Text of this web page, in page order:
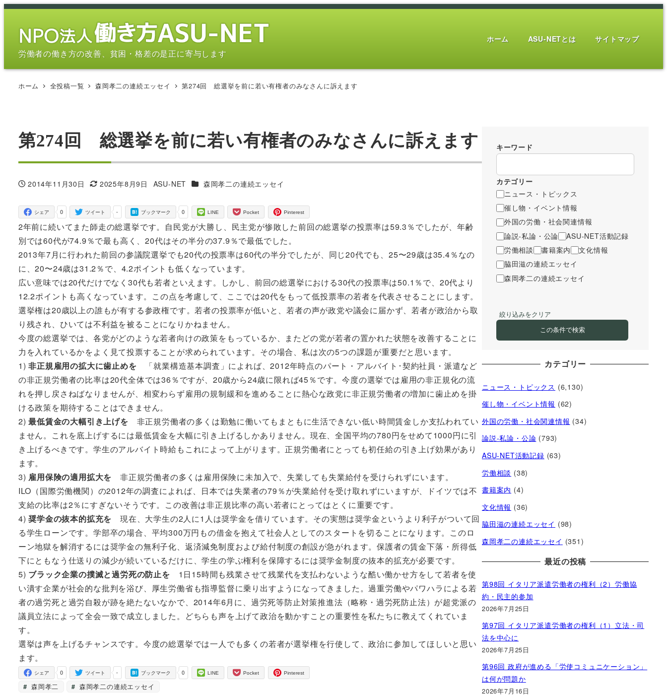
メ
労働者の働き方の改善、貧困・格差の是正に寄与します
ホーム ASU-NETとは サイトマップ
ホーム 全投稿一覧 森岡孝二の連続エッセイ 第274回 総選挙を前に若い有権者のみなさんに訴えます
第274回 総選挙を前に若い有権者のみなさんに訴えます
投稿日
2014年11月30日
更新日
2025年8月9日
著
ASU-NET カテゴリー
森岡孝二の連続エッセイ
0
シェア -
ツイート 0
ブックマーク LINE Pocket Pinterest
2年前に続いてまた師走の総選挙です。自民党が大勝し、民主党が惨敗した前回の総選挙の投票率は59.3％でしたが、年齢
別では60代が74.9％で最も高く、20代はその半分の37.9％で最低でした。
2013年7月に行われた前回の参議院選挙でも20代の投票率は60代の半分でしたが、同じ20代でも、25〜29歳は35.4％なの
に、20〜24歳は31.2％で、4.2ポイントも低くなっています。
広い意味では20代だけでなく30代も若者といえます。しかし、前回の総選挙における30代の投票率は50.1％で、20代より
12.2ポイントも高くなっています。この点を考慮して、ここでは20代をもって低投票率の若者を代表させることにします。
選挙権は20歳以上の誰もが有する参政権です。若者の投票率が低いと、若者の声が政党や議会に届かず、若者が政治から取
り残され、ひいては不利益を被ることになりかねません。
今度の総選挙では、各党がどのような若者向けの政策をもっているか、またどの党が若者の置かれた状態を改善することに
力を入れているかをよく見て投票することが求められています。その場合、私は次の5つの課題が重要だと思います。
1)非正規雇用の拡大に歯止めを 「就業構造基本調査」によれば、2012年時点のパート・アルバイト･契約社員・派遣など
の非正規労働者の比率は20代全体では36％ですが、20歳から24歳に限れば45％です。今度の選挙では雇用の非正規化の流
れを押し戻さねばなりませんが、相変わらず雇用の規制緩和を進めることに熱心な政党に非正規労働者の増加に歯止めを掛
ける政策を期待することはできません。
2)最低賃金の大幅引き上げを 非正規労働者の多くは勤勉に働いてもまともに生活できない低い時間賃金しか支払われてい
ません。これを底上げするには最低賃金を大幅に引き上げるしかありません。現在、全国平均の780円をせめて1000円に引
き上げるべきです。学生のアルバイト時給もこれによって上がります。正規労働者にとっても初任給の引き上げ効果があり
ます。
3) 雇用保険の適用拡大を 非正規労働者の多くは雇用保険に未加入で、失業しても失業給付を受けられずにいます。
ILO（国際労働機関）の2012年の調査によれば、日本では失業者の79％が失業給付を受け取れずにいますが、ドイツでは不
支給の比率は2％にすぎないそうです。この改善は非正規比率の高い若者にとってはとくに重要です。
4)奨学金の抜本的拡充を 現在、大学生の2人に1人は奨学金を借りています。その実態は奨学金というより利子がついて回
る学生ローンです。学部卒の場合、平均300万円もの借金を抱えて社会人としてのスタートを切ることになります。このロ
ーン地獄を解消するには奨学金の無利子化、返済減免制度および給付制度の創設が急がれます。保護者の賃金下落・所得低
下にともなう仕送りの減少が続いているだけに、学生の学ぶ権利を保障するには奨学金制度の抜本的拡充が必要です。
5) ブラック企業の撲滅と過労死の防止を 1日15時間も残業させて残業代を支払わないような酷い働かせ方をして若者を使
い潰す企業が社会的な批判を浴び、厚生労働省も指導監督に乗り出すようになってきました。過重労働やパワハラによる若
者の過労死と過労自殺が跡を絶たないなかで、2014年6月に、過労死等防止対策推進法（略称・過労死防止法）が超党派の
議員立法によって全会一致で成立しました。どちらも声を上げて政治を動かすことの重要性を私たちに教えてくれていま
す。
選挙は声を上げるチャンスです。今度の総選挙では一人でも多くの若者が選挙権を行使して、政治に参加してほしいと思い
ます。
0
シェア -
ツイート 0
ブックマーク LINE Pocket Pinterest
森岡孝二 森岡孝二の連続エッセイ
キーワード
カテゴリー
ニュース・トピックス
催し物・イベント情報
外国の労働・社会関連情報
論説-私論・公論
ASU-NET活動記録
労働相談
書籍案内
文化情報
脇田滋の連続エッセイ
森岡孝二の連続エッセイ
絞り込みをクリア
この条件で検索
カテゴリー
ニュース・トピックス (6,130)
催し物・イベント情報 (62)
外国の労働・社会関連情報 (34)
論説-私論・公論 (793)
ASU-NET活動記録 (63)
労働相談 (38)
書籍案内 (4)
文化情報 (36)
脇田滋の連続エッセイ (98)
森岡孝二の連続エッセイ (351)
最近の投稿
第98回 イタリア派遣労働者の権利（2）労働協
約・民主的参加
2026年7月25日
第97回 イタリア派遣労働者の権利（1）立法・司
法を中心に
2026年7月25日
第96回 政府が進める「労使コミュニケーション」
は何が問題か
2026年7月16日